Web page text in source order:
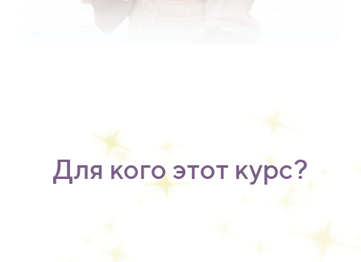
Для кого этот курс?